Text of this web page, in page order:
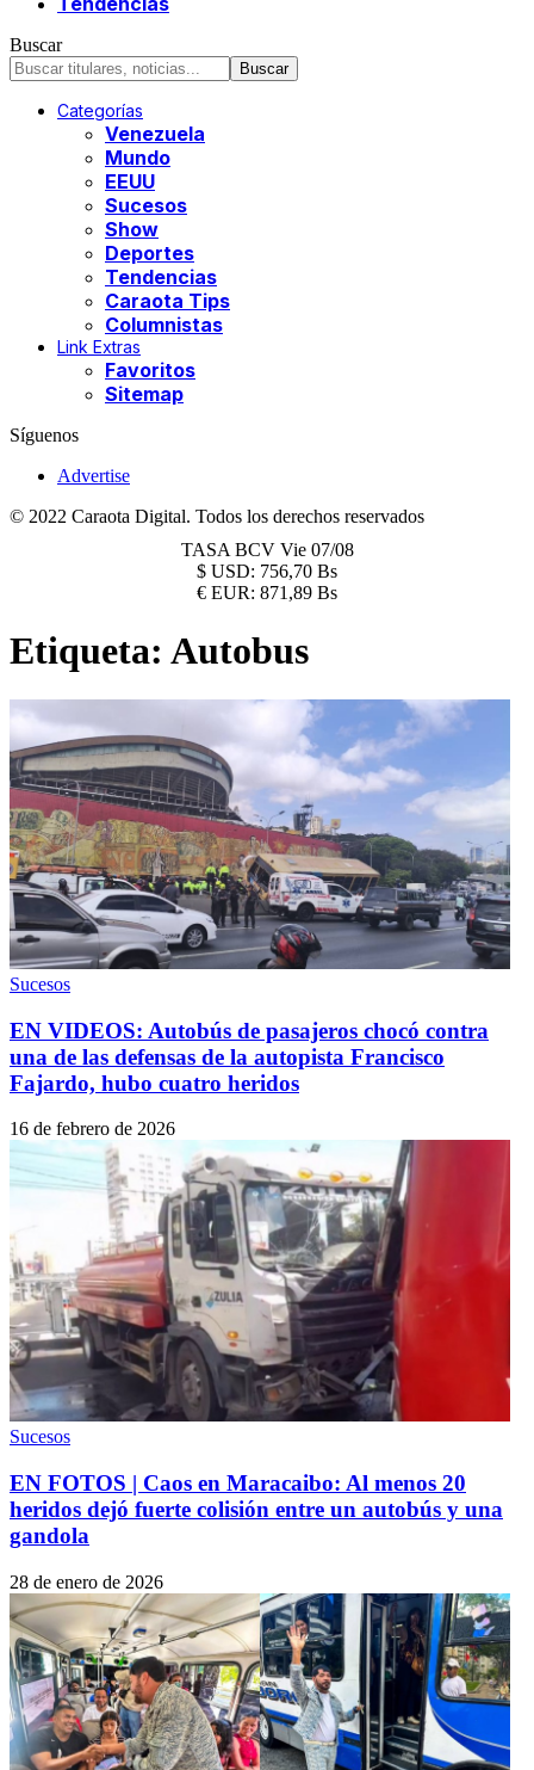
Buscar
Categorías
Venezuela
Mundo
EEUU
Sucesos
Show
Deportes
Tendencias
Caraota Tips
Columnistas
Link Extras
Favoritos
Sitemap
Síguenos
Advertise
© 2022 Caraota Digital. Todos los derechos reservados
TASA BCV Vie 07/08
$ USD: 756,70 Bs
€ EUR: 871,89 Bs
Etiqueta: Autobus
Sucesos
EN VIDEOS: Autobús de pasajeros chocó contra
una de las defensas de la autopista Francisco
Fajardo, hubo cuatro heridos
16 de febrero de 2026
Sucesos
EN FOTOS | Caos en Maracaibo: Al menos 20
heridos dejó fuerte colisión entre un autobús y una
gandola
28 de enero de 2026